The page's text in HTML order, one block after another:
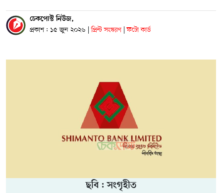
চেকপোস্ট নিউজ,
প্রকাশ : ১৫ জুন ২০২৬ | প্রিন্ট সংস্করণ | ফটো কার্ড
ছবি : সংগৃহীত